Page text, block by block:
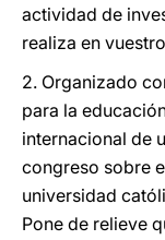
actividad de
realiza en
2. Organizado
para la
internacional de
congreso sobre
universidad
Pone de relieve